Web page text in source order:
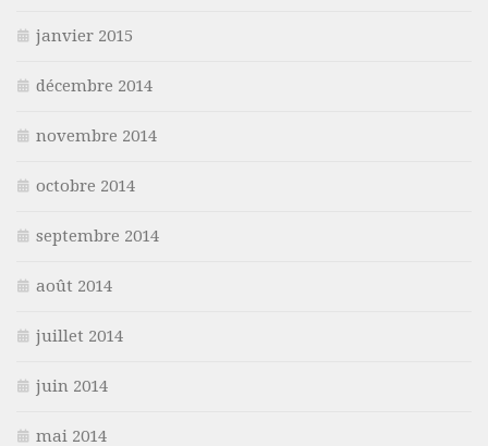
janvier 2015
décembre 2014
novembre 2014
octobre 2014
septembre 2014
août 2014
juillet 2014
juin 2014
mai 2014